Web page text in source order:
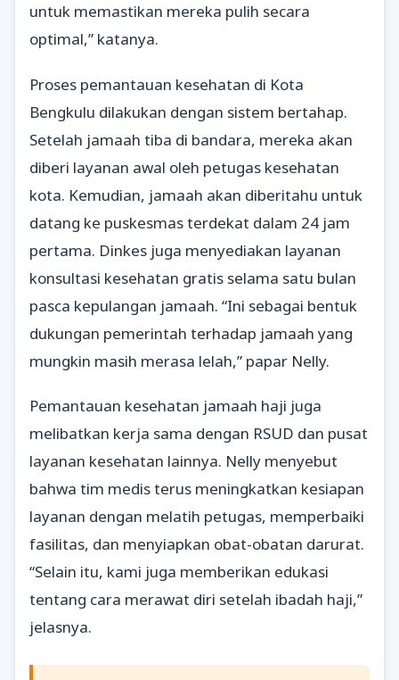
untuk memastikan mereka pulih secara
optimal,” katanya.
Proses pemantauan kesehatan di Kota
Bengkulu dilakukan dengan sistem bertahap.
Setelah jamaah tiba di bandara, mereka akan
diberi layanan awal oleh petugas kesehatan
kota. Kemudian, jamaah akan diberitahu untuk
datang ke puskesmas terdekat dalam 24 jam
pertama. Dinkes juga menyediakan layanan
konsultasi kesehatan gratis selama satu bulan
pasca kepulangan jamaah. “Ini sebagai bentuk
dukungan pemerintah terhadap jamaah yang
mungkin masih merasa lelah,” papar Nelly.
Pemantauan kesehatan jamaah haji juga
melibatkan kerja sama dengan RSUD dan pusat
layanan kesehatan lainnya. Nelly menyebut
bahwa tim medis terus meningkatkan kesiapan
layanan dengan melatih petugas, memperbaiki
fasilitas, dan menyiapkan obat-obatan darurat.
“Selain itu, kami juga memberikan edukasi
tentang cara merawat diri setelah ibadah haji,”
jelasnya.